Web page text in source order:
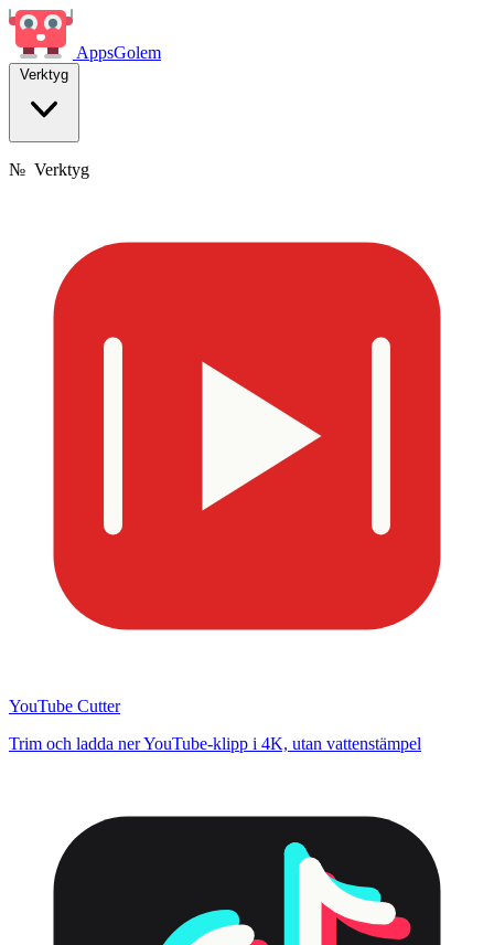
AppsGolem
Verktyg
№ Verktyg
YouTube Cutter
Trim och ladda ner YouTube-klipp i 4K, utan vattenstämpel